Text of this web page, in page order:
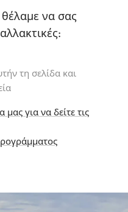
να σας
τη σελίδα και
μας για να δείτε τις